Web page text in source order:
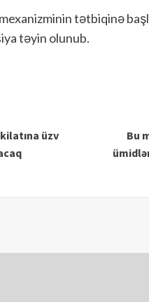
tətbiqinə
təyin olunub.
üzv
Bu